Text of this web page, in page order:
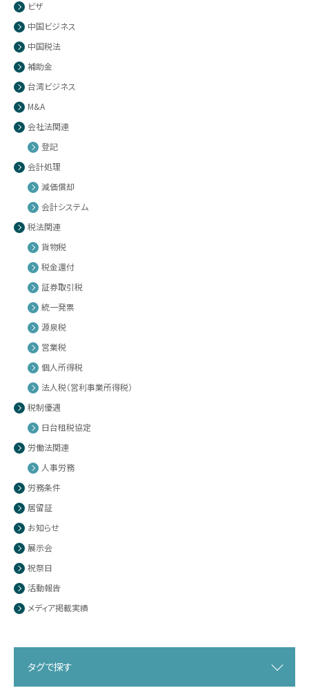
ビザ
中国ビジネス
中国税法
補助金
台湾ビジネス
M&A
会社法関連
登記
会計処理
減価償却
会計システム
税法関連
貨物税
税金還付
証券取引税
統一発票
源泉税
営業税
個人所得税
法人税（営利事業所得税）
税制優遇
日台租税協定
労働法関連
人事労務
労務条件
居留証
お知らせ
展示会
祝祭日
活動報告
メディア掲載実績
タグで探す